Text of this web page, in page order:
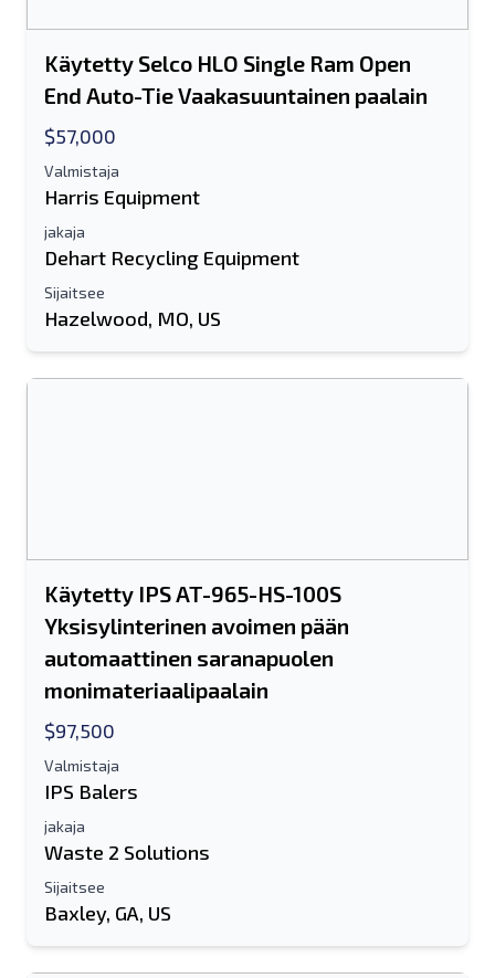
Send a Message
Koko nimi
Lähettää
Käytetty Selco HLO Single Ram Open
End Auto-Tie Vaakasuuntainen paalain
$57,000
Valmistaja
Harris Equipment
jakaja
Dehart Recycling Equipment
Sijaitsee
Hazelwood, MO, US
Käytetty IPS AT-965-HS-100S
Yksisylinterinen avoimen pään
automaattinen saranapuolen
monimateriaalipaalain
$97,500
Valmistaja
IPS Balers
jakaja
Waste 2 Solutions
Sijaitsee
Baxley, GA, US
Lähetä ystävälle
Joko sähköpostiosoite tai
matkapuhelinnumerokenttä vaaditaan
Lähetä luettelo sähköpostitse
Tekstiluettelo mobiililaitteelle
lisäinformaatio